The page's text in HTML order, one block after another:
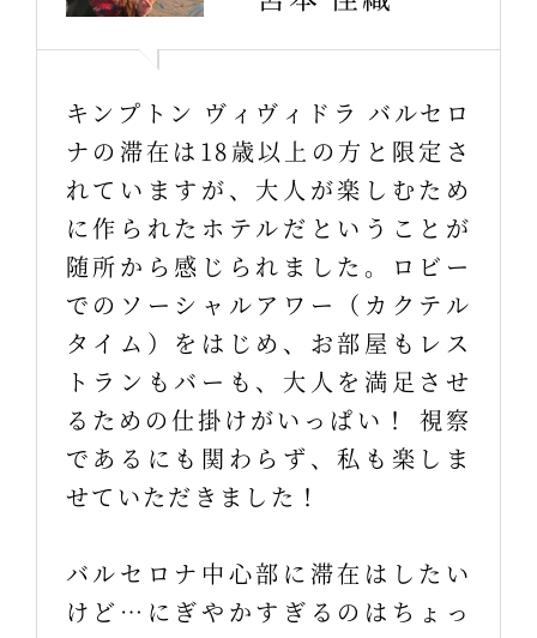
キンプトン ヴィヴィドラ バルセロ
ナの滞在は18歳以上の方と限定さ
れていますが、大人が楽しむため
に作られたホテルだということが
随所から感じられました。ロビー
でのソーシャルアワー（カクテル
タイム）をはじめ、お部屋もレス
トランもバーも、大人を満足させ
るための仕掛けがいっぱい！ 視察
であるにも関わらず、私も楽しま
せていただきました！
バルセロナ中心部に滞在はしたい
けど…にぎやかすぎるのはちょっ